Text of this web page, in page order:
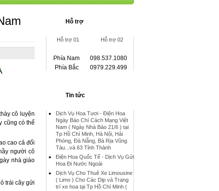
cô luyện
cũng có thể
cao cả đối
người cô
nhà giáo
trái cây gửi
Hỗ trợ
Hỗ trợ 01 Hỗ trợ 02
Phía Nam
098.537.1080
Phía Bắc
0979.229.499
Tin tức
Dịch Vụ Hoa Tươi - Điện Hoa
Ngày Báo Chí Cách Mạng Việt
Nam ( Ngày Nhà Báo 21/6 ) tại
Tp Hồ Chí Minh, Hà Nội, Hải
Phòng, Đà Nẵng, Bà Rịa Vũng
Tàu...và 63 Tỉnh Thành
Điện Hoa Quốc Tế - Dịch Vụ Gửi
Hoa Đi Nước Ngoài
Dịch Vụ Cho Thuê Xe Limousine
( Limo ) Cho Các Dịp và Trang
trí xe hoa tại Tp Hồ Chí Minh (
Hoa lan hồ điệp chúc mừng đối
tác Nhật Bản
Chậu hoa lan hồ điệp đẹp thực
hiện bới Hoa Tươi 1080